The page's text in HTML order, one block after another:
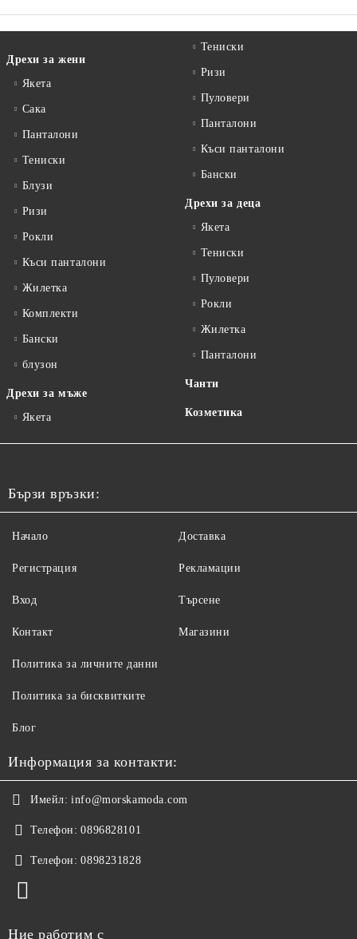
Дрехи за жени
Якета
Сакa
Панталони
Тениски
Блузи
Ризи
Рокли
Къси панталони
Жилетка
Комплекти
Бански
блузон
Дрехи за мъже
Якета
Тениски
Ризи
Пуловери
Панталони
Къси панталони
Бански
Дрехи за деца
Якета
Тениски
Пуловери
Рокли
Жилетка
Панталони
Чанти
Козметика
Бързи връзки:
Начало
Регистрация
Вход
Контакт
Доставка
Рекламации
Търсене
Магазини
Политика за личните данни
Политика за бисквитките
Блог
Информация за контакти:
Имейл: info@morskamoda.com
Телефон: 0896828101
Телефон: 0898231828
Ние работим с